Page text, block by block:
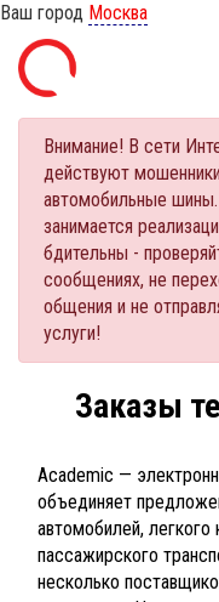
Ваш город Москва
Внимание! В сети
действуют
автомобильные
занимается
бдительны -
сообщениях, не
общения и не
услуги!
Заказы
Academic —
объединяет
автомобилей, легкого
пассажирского
несколько